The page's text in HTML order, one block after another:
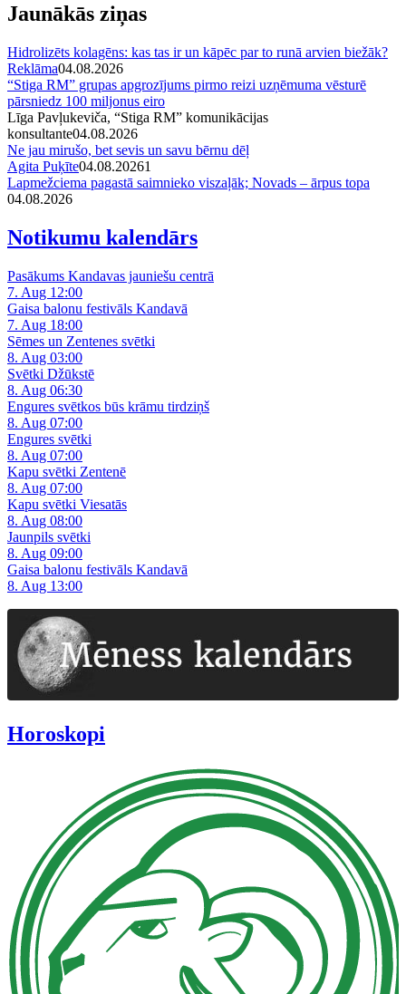
Jaunākās ziņas
Hidrolizēts kolagēns: kas tas ir un kāpēc par to runā arvien biežāk?
Reklāma04.08.2026
“Stiga RM” grupas apgrozījums pirmo reizi uzņēmuma vēsturē
pārsniedz 100 miljonus eiro
Līga Pavļukeviča, “Stiga RM” komunikācijas
konsultante04.08.2026
Ne jau mirušo, bet sevis un savu bērnu dēļ
Agita Puķīte04.08.20261
Lapmežciema pagastā saimnieko viszaļāk; Novads – ārpus topa
04.08.2026
Notikumu kalendārs
Pasākums Kandavas jauniešu centrā
7. Aug 12:00
Gaisa balonu festivāls Kandavā
7. Aug 18:00
Sēmes un Zentenes svētki
8. Aug 03:00
Svētki Džūkstē
8. Aug 06:30
Engures svētkos būs krāmu tirdziņš
8. Aug 07:00
Engures svētki
8. Aug 07:00
Kapu svētki Zentenē
8. Aug 07:00
Kapu svētki Viesatās
8. Aug 08:00
Jaunpils svētki
8. Aug 09:00
Gaisa balonu festivāls Kandavā
8. Aug 13:00
Horoskopi